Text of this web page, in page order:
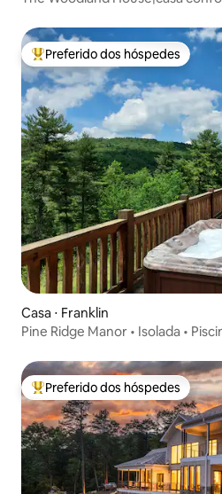
Entre os melhores preferidos
Preferido dos hóspedes
Casa ⋅ Franklin
Pine Ridge Manor • Isolada •
Entre os melhores preferidos
Preferido dos hóspedes